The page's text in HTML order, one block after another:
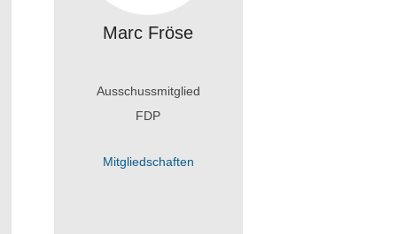
Marc Fröse
Ausschussmitglied
FDP
Mitgliedschaften